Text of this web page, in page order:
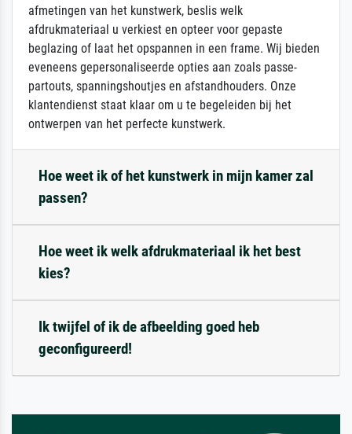
afmetingen van het kunstwerk, beslis welk
afdrukmateriaal u verkiest en opteer voor gepaste
beglazing of laat het opspannen in een frame. Wij bieden
eveneens gepersonaliseerde opties aan zoals passe-
partouts, spanningshoutjes en afstandhouders. Onze
klantendienst staat klaar om u te begeleiden bij het
ontwerpen van het perfecte kunstwerk.
Hoe weet ik of het kunstwerk in mijn kamer zal
passen?
Hoe weet ik welk afdrukmateriaal ik het best
kies?
Ik twijfel of ik de afbeelding goed heb
geconfigureerd!